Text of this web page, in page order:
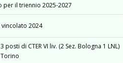
per il triennio 2025-2027
vincolato 2024
di CTER VI liv. (2 Sez. Bologna 1 LNL)